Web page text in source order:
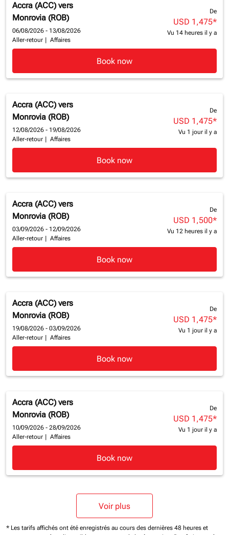
Accra (ACC) vers
Monrovia (ROB)
06/08/2026 - 13/08/2026
Aller-retour
Affaires
De
USD 1,475*
Vu 14 heures il y a
Book now
Accra (ACC) vers
Monrovia (ROB)
12/08/2026 - 19/08/2026
Aller-retour
Affaires
De
USD 1,475*
Vu 1 jour il y a
Book now
Accra (ACC) vers
Monrovia (ROB)
03/09/2026 - 12/09/2026
Aller-retour
Affaires
De
USD 1,500*
Vu 12 heures il y a
Book now
Accra (ACC) vers
Monrovia (ROB)
19/08/2026 - 03/09/2026
Aller-retour
Affaires
De
USD 1,475*
Vu 1 jour il y a
Book now
Accra (ACC) vers
Monrovia (ROB)
10/09/2026 - 28/09/2026
Aller-retour
Affaires
De
USD 1,475*
Vu 1 jour il y a
Book now
Voir plus
* Les tarifs affichés ont été enregistrés au cours des dernières 48 heures et